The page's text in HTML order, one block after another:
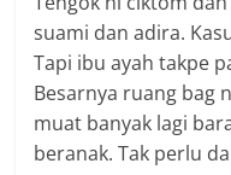
suami dan adira.
Tapi ibu ayah takpe
Besarnya ruang bag
muat banyak lagi
beranak. Tak perlu